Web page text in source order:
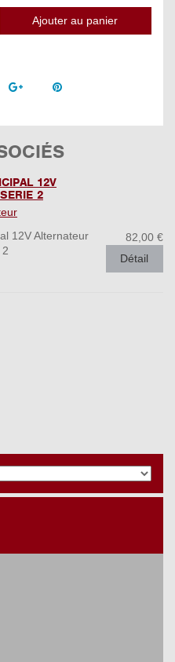
Google +Pinterest
12V
2
12V Alternateur
82,00 €
Détail